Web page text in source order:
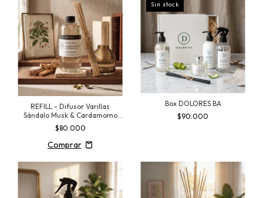
REFILL - Difusor Varillas
Sándalo Musk & Cardamomo
500 ml
$80.000
Sin stock
Box DOLORES BA
$90.000